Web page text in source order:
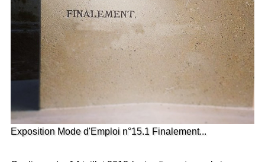
Exposition Mode d'Emploi n°15.1 Finalement...